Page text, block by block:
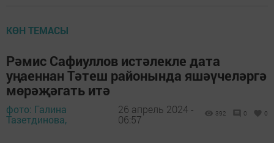
КӨН ТЕМАСЫ
Рәмис Сафиуллов истәлекле дата
уңаеннан Тәтеш районында яшәүчеләргә
мөрәҗәгать итә
фото: Галина
Тазетдинова,
26 апрель 2024 -
06:57
392 0 0